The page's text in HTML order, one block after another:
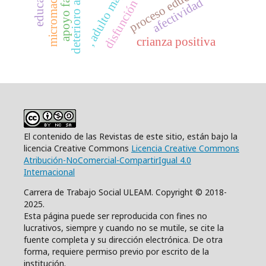
afectividad
crianza positiva
El contenido de las Revistas de este sitio, están bajo la
licencia Creative Commons Licencia Creative Commons
Atribución-NoComercial-CompartirIgual 4.0
Internacional
Carrera de Trabajo Social ULEAM. Copyright © 2018-
2025.
Esta página puede ser reproducida con fines no
lucrativos, siempre y cuando no se mutile, se cite la
fuente completa y su dirección electrónica. De otra
forma, requiere permiso previo por escrito de la
institución.